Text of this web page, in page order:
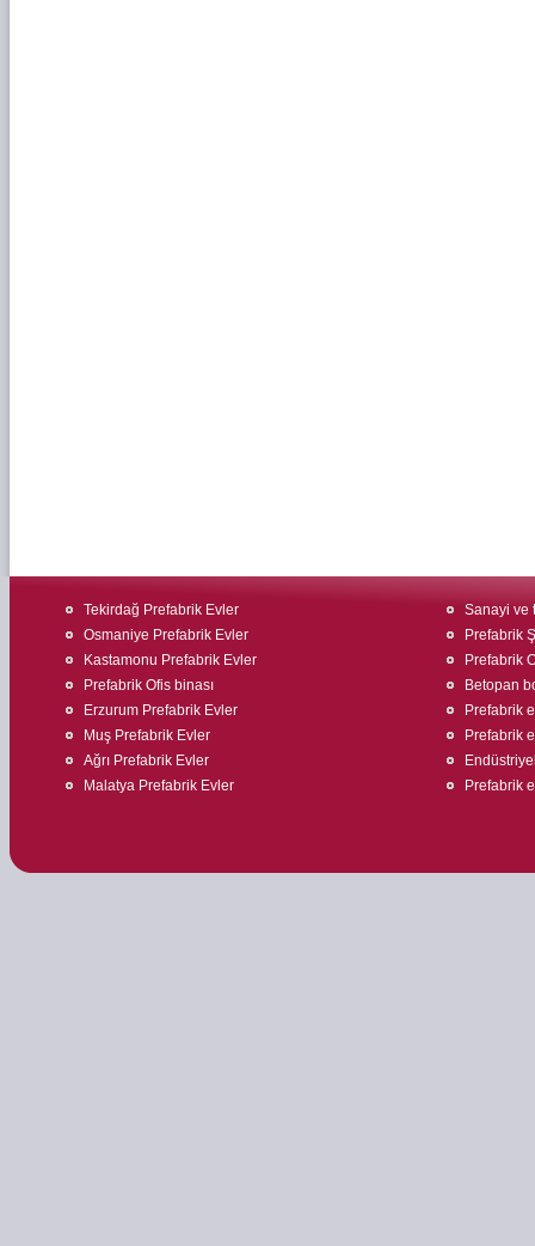
Tekirdağ Prefabrik Evler
Osmaniye Prefabrik Evler
Kastamonu Prefabrik Evler
Prefabrik Ofis binası
Erzurum Prefabrik Evler
Muş Prefabrik Evler
Ağrı Prefabrik Evler
Malatya Prefabrik Evler
Sanayi ve
Prefabrik
Prefabrik
Betopan
Prefabrik
Prefabrik
Prefabrik